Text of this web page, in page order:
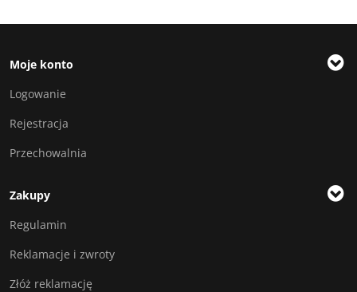
Moje konto
Logowanie
Rejestracja
Przechowalnia
Zakupy
Regulamin
Reklamacje i zwroty
Złóż reklamację